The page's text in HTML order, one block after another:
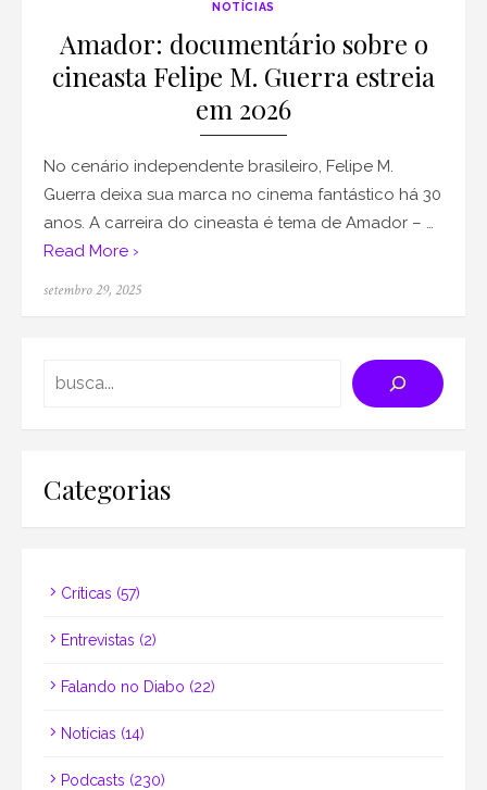
NOTÍCIAS
Amador: documentário sobre o
cineasta Felipe M. Guerra estreia
em 2026
No cenário independente brasileiro, Felipe M.
Guerra deixa sua marca no cinema fantástico há 30
anos. A carreira do cineasta é tema de Amador – …
Read More ›
Posted
setembro 29, 2025
Categorias
Críticas (57)
Entrevistas (2)
Falando no Diabo (22)
Notícias (14)
Podcasts (230)